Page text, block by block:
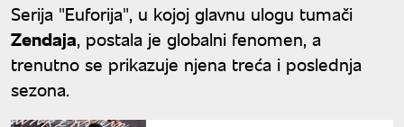
Serija "Euforija", u kojoj glavnu ulogu tumači
Zendaja, postala je globalni fenomen, a
trenutno se prikazuje njena treća i poslednja
sezona.